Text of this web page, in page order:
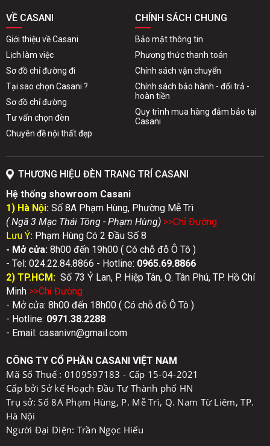
VỀ CASANI
Giới thiệu về Casani
Lịch làm việc
Sơ đồ chỉ đường đi
Tại sao chọn Casani ?
Sơ đồ chỉ đường
Tư vấn chọn đèn
Chuyên đề nội thất đẹp
CHÍNH SÁCH CHUNG
Bảo mật thông tin
Phương thức thanh toán
Chính sách vận chuyển
Chính sách bảo hành - đổi trả -
hoàn tiền
Quy trình mua hàng đảm bảo tại
Casani
THƯƠNG HIỆU ĐÈN TRANG TRÍ CASANI
Hệ thống showroom Casani
1) Hà Nội: Số 8A Phạm Hùng, Phường Mễ Trì
( Ngã 3 Mạc Thái Tông - Phạm Hùng) >>Chỉ Đường
Lưu Ý: Phạm Hùng Có 2 Đầu Số 8
- Mở cửa: 8h00 đến 19h00 ( Có chỗ đỗ Ô Tô )
- Tel: 024.22.84.8866 - Hotline: 0965.69.8866
2) TP.HCM: Số 73 Ỷ Lan, P. Hiệp Tân, Q. Tân Phú, TP. Hồ Chí
Minh >>Chỉ Đường
- Mở cửa: 8h00 đến 18h00 ( Có chỗ đỗ Ô Tô )
- Hotline: 0971.38.2288
- Email: casanivn@gmail.com
CÔNG TY CỔ PHẦN CASANI VIỆT NAM
Mã Số Thuế : 0109597183 - Cấp 15-04-2021
Cấp bởi Sở kế Hoạch Đầu Tư Thành phố HN
Trụ sở: Số 8A Phạm Hùng, P. Mễ Trì, Q. Nam Từ Liêm, TP.
Hà Nội
Người Đại Diện: Trần Ngọc Hiếu